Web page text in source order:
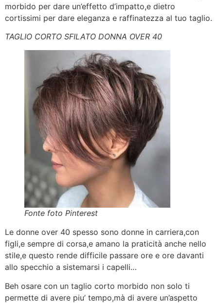
morbido per dare un’effetto d’impatto,e dietro
cortissimi per dare eleganza e raffinatezza al tuo taglio.
TAGLIO CORTO SFILATO DONNA OVER 40
Fonte foto Pinterest
Le donne over 40 spesso sono donne in carriera,con
figli,e sempre di corsa,e amano la praticità anche nello
stile,e questo rende difficile passare ore e ore davanti
allo specchio a sistemarsi i capelli…
Beh osare con un taglio corto morbido non solo ti
permette di avere piu’ tempo,mà di avere un’aspetto